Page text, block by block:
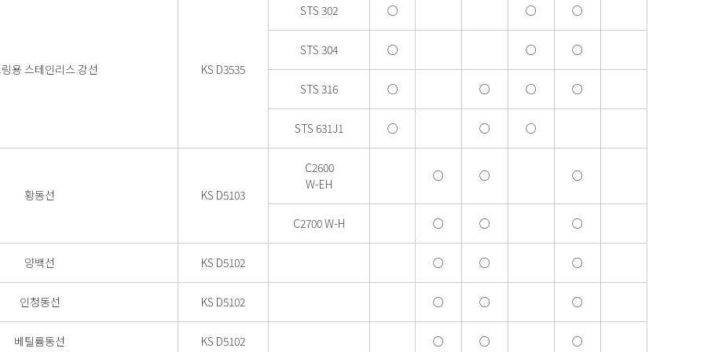
용 스테인리스 강선 KS D3535
STS 302 ○ ○ ○
STS 304 ○ ○ ○
STS 316 ○ ○ ○ ○
STS 631J1 ○ ○ ○
황동선 KS D5103
C2600
W-EH
○ ○ ○
C2700 W-H ○ ○ ○
양백선 KS D5102 ○ ○ ○
인청동선 KS D5102 ○ ○ ○
베틸륨동선 KS D5102 ○ ○ ○